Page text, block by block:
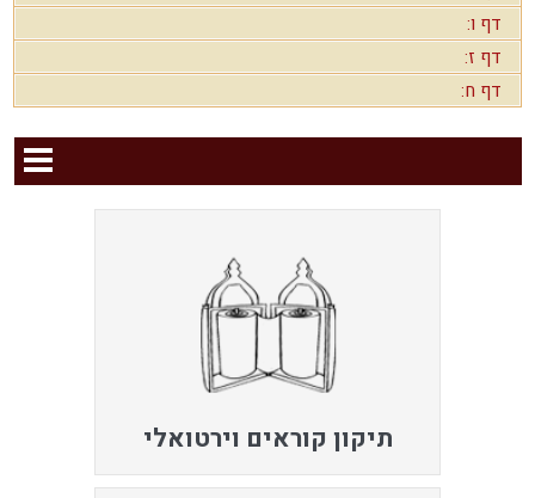
דף ו:
דף ז:
דף ח:
תיקון קוראים וירטואלי